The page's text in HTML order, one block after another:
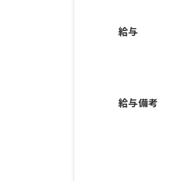
給与
給与備考